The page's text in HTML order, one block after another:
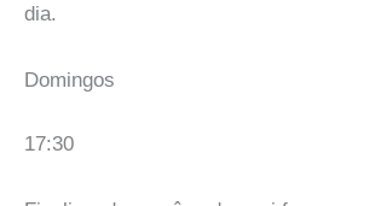
dia.
Domingos
17:30